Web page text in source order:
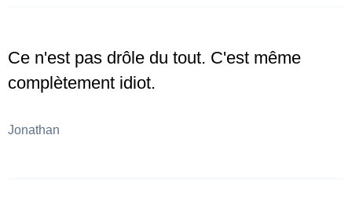
Ce n'est pas drôle du tout. C'est même
complètement idiot.
Jonathan